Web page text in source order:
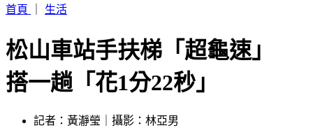
首頁
生活
松山車站手扶梯「超龜速」
搭一趟「花1分22秒」
記者：黃瀞瑩｜攝影：林亞男